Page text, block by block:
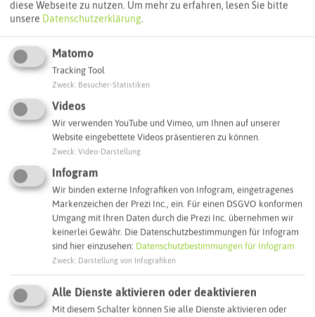
Adresse:
Ikonen-Museum Recklinghausen
Kirchplatz 2 a
45657 Recklinghausen
Webseite
diese Webseite zu nutzen. Um mehr zu erfahren, lesen Sie bitte
unsere Datenschutzerklärung.
Matomo
Tracking Tool
Zweck Besucher-Statistiken
Videos
Wir verwenden YouTube und Vimeo, um Ihnen auf unserer
Website eingebettete Videos präsentieren zu können.
Zweck Video-Darstellung
Infogram
Wir binden externe Infografiken von Infogram, eingetragenes
Markenzeichen der Prezi Inc., ein. Für einen DSGVO konformen
Umgang mit Ihren Daten durch die Prezi Inc. übernehmen wir
keinerlei Gewähr. Die Datenschutzbestimmungen für Infogram
sind hier einzusehen: Datenschutzbestimmungen für Infogram
Zweck Darstellung von Infografiken
Alle Dienste aktivieren oder deaktivieren
Mit diesem Schalter können Sie alle Dienste aktivieren oder